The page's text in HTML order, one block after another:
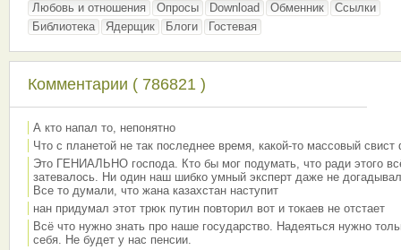
Любовь и отношения
Опросы Download Обменник
Ссылки
Библиотека
Ядерщик Блоги Гостевая
Комментарии ( 786821 )
А кто напал то, непонятно
Что с планетой не так последнее время, какой-то массовый свист
Это ГЕНИАЛЬНО господа. Кто бы мог подумать, что ради этого
затевалось. Ни один наш шибко умный эксперт даже не
Все то думали, что жана казахстан наступит
нан придумал этот трюк путин повторил вот и токаев не отстает
Всё что нужно знать про наше государство. Надеяться нужно
себя. Не будет у нас пенсии.